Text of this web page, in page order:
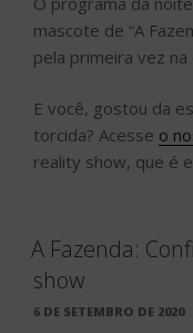
mascote de “A
pela primeira vez na
E você, gostou da
torcida? Acesse o
reality show, que é
A Fazenda:
show
PUBLICADO
6 DE SETEMBRO DE 2020